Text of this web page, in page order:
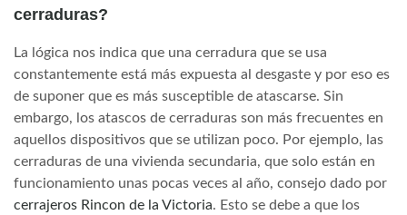
cerraduras?
La lógica nos indica que una cerradura que se usa
constantemente está más expuesta al desgaste y por eso es
de suponer que es más susceptible de atascarse. Sin
embargo, los atascos de cerraduras son más frecuentes en
aquellos dispositivos que se utilizan poco. Por ejemplo, las
cerraduras de una vivienda secundaria, que solo están en
funcionamiento unas pocas veces al año, consejo dado por
cerrajeros Rincon de la Victoria. Esto se debe a que los